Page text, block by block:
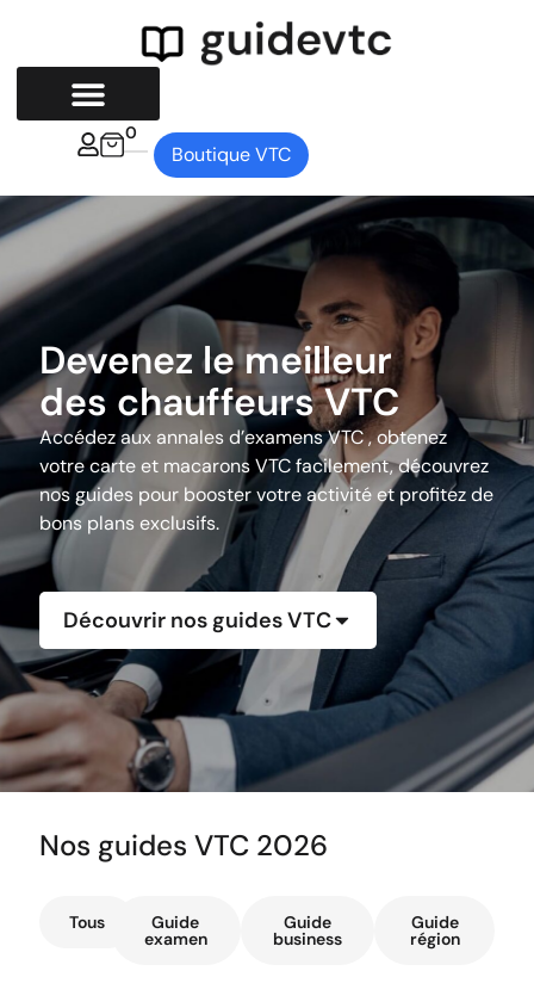
0
Boutique VTC
Devenez le meilleur
des chauffeurs VTC
Accédez aux annales d’examens VTC , obtenez
votre carte et macarons VTC facilement, découvrez
nos guides pour booster votre activité et profitez de
bons plans exclusifs.
Découvrir nos guides VTC
Nos guides VTC 2026
Tous Guide
examen
Guide
business
Guide
région